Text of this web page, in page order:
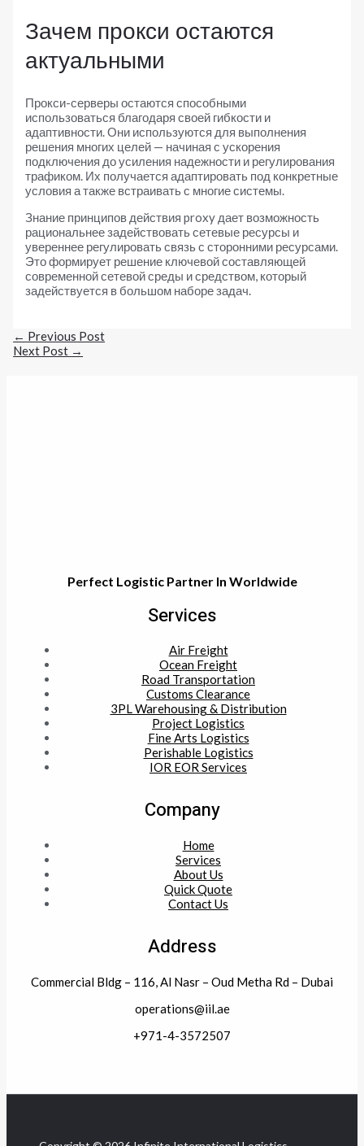
Зачем прокси остаются
актуальными
Прокси-серверы остаются способными
использоваться благодаря своей гибкости и
адаптивности. Они используются для выполнения
решения многих целей — начиная с ускорения
подключения до усиления надежности и регулирования
трафиком. Их получается адаптировать под конкретные
условия а также встраивать с многие системы.
Знание принципов действия proxy дает возможность
рациональнее задействовать сетевые ресурсы и
увереннее регулировать связь с сторонними ресурсами.
Это формирует решение ключевой составляющей
современной сетевой среды и средством, который
задействуется в большом наборе задач.
← Previous Post
Next Post →
Perfect Logistic Partner In Worldwide
Services
Air Freight
Ocean Freight
Road Transportation
Customs Clearance
3PL Warehousing & Distribution
Project Logistics
Fine Arts Logistics
Perishable Logistics
IOR EOR Services
Company
Home
Services
About Us
Quick Quote
Contact Us
Address
Commercial Bldg – 116, Al Nasr – Oud Metha Rd – Dubai
operations@iil.ae
+971-4-3572507